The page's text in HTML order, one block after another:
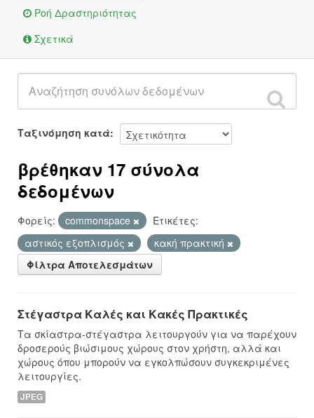
Σχετικά
Ροή Δραστηριότητας
Σχετικά
Ταξινόμηση κατά
βρέθηκαν 17 σύνολα
δεδομένων
Φορείς: commonspace
Ετικέτες:
αστικός εξοπλισμός
κακή πρακτική
Φίλτρα Αποτελεσμάτων
Στέγαστρα Καλές και Κακές Πρακτικές
Τα σκίαστρα-στέγαστρα λειτουργούν για να παρέχουν
δροσερούς βιώσιμους χώρους στον χρήστη, αλλά και
χώρους όπου μπορούν να εγκολπώσουν συγκεκριμένες
λειτουργίες.
JPEG